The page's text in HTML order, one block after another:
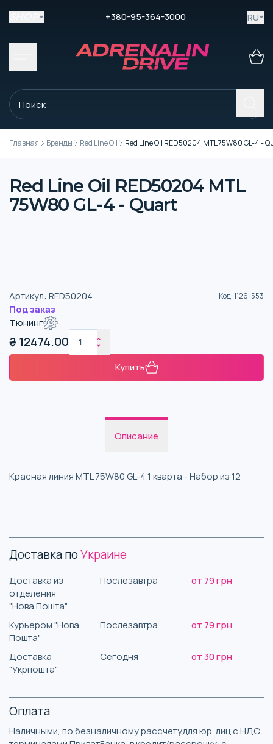
+380-95-364-3000 RU
Главная Бренды Red Line Oil Red Line Oil RED50204 MTL 75W80 GL-4 -
Red Line Oil RED50204 MTL
75W80 GL-4 - Quart
Артикул: RED50204 Код:1126-553
Под заказ
Тюнинг
₴ 12474.00
Купить
Описание
Красная линия MTL 75W80 GL-4 1 кварта - Набор из 12
Доставка поУкраине
Доставка из
отделения
"Нова Пошта"
Послезавтра от 79 грн
Курьером "Нова
Пошта"
Послезавтра от 79 грн
Доставка
"Укрпошта"
Сегодня от 30 грн
Оплата
Наличными, по безналичному рассчетудля юр. лиц с НДС,